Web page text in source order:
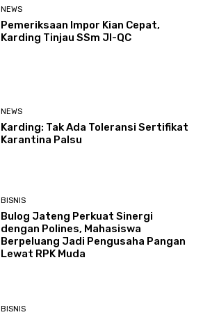
NEWS
Pemeriksaan Impor Kian Cepat,
Karding Tinjau SSm JI-QC
NEWS
Karding: Tak Ada Toleransi Sertifikat
Karantina Palsu
BISNIS
Bulog Jateng Perkuat Sinergi
dengan Polines, Mahasiswa
Berpeluang Jadi Pengusaha Pangan
Lewat RPK Muda
BISNIS